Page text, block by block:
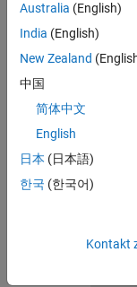
downloading
and
handling
data from
International
Seismological
Centre (ISC).
The toolbox
Australia (English)
India (English)
New Zealand
中国
简体中文
English
日本 (日本語)
한국 (한국어)
Kontakt